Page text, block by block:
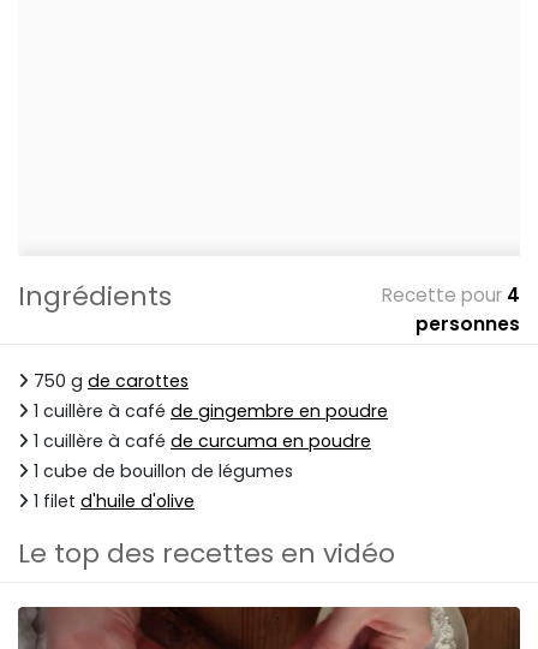
Ingrédients Recette pour 4
personnes
750 g de carottes
1 cuillère à café de gingembre en poudre
1 cuillère à café de curcuma en poudre
1 cube de bouillon de légumes
1 filet d'huile d'olive
Le top des recettes en vidéo